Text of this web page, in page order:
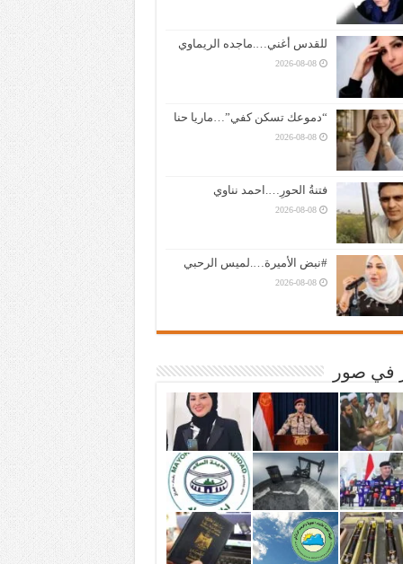
للقدس أغني….ماجده الريماوي
2026-08-08
“دموعك تسكن كفي”…ماريا حنا
2026-08-08
فتنةُ الحورِ….احمد نناوي
2026-08-08
#نبض الأميرة….لميس الرحبي
2026-08-08
في صور